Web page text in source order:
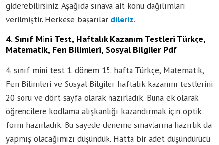
giderebilirsiniz. Aşağıda sınava ait konu dağılımları
verilmiştir. Herkese başarılar dileriz.
4. Sınıf Mini Test, Haftalık Kazanım Testleri Türkçe,
Matematik, Fen Bilimleri, Sosyal Bilgiler Pdf
4. sınıf mini test 1. dönem 15. hafta Türkçe, Matematik,
Fen Bilimleri ve Sosyal Bilgiler haftalık kazanım testlerini
20 soru ve dört sayfa olarak hazırladık. Buna ek olarak
öğrencilere kodlama alışkanlığı kazandırmak için optik
form hazırladık. Bu sayede deneme sınavlarına hazırlık da
yapmış olacağımızı düşündük. Hatta bir adet düşündürücü